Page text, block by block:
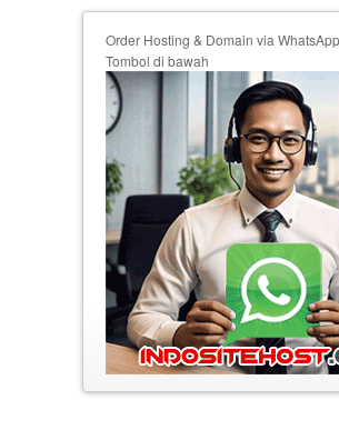
Order Hosting & Domain via
Tombol di bawah